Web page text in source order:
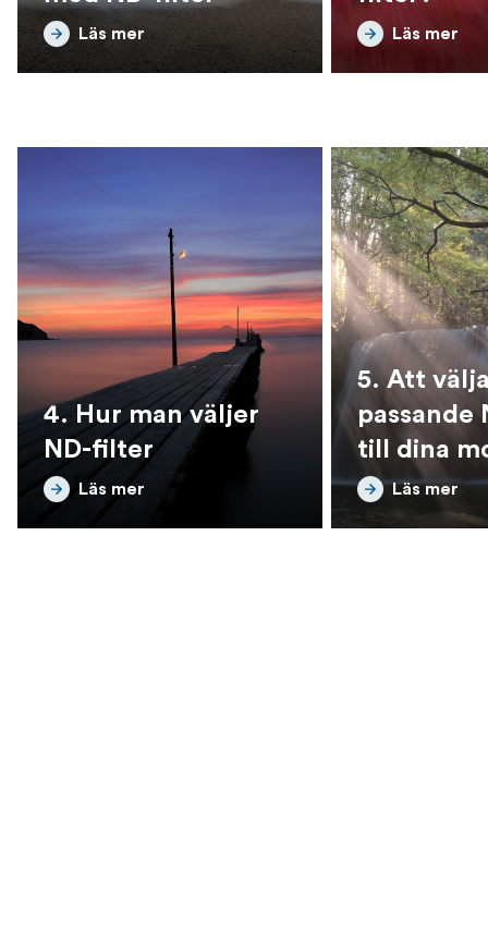
Läs mer Läs mer
4. Hur man väljer
ND-filter
Läs mer
5. Att
till dina
Läs mer